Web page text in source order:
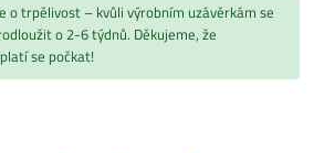
o trpělivost – kvůli výrobním uzávěrkám se
o 2-6 týdnů. Děkujeme, že
se počkat!